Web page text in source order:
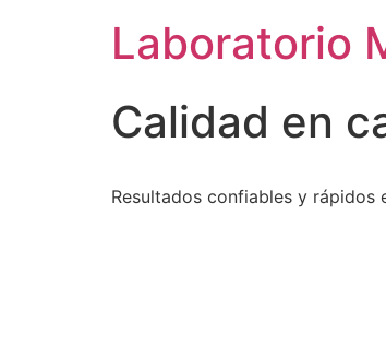
Laboratorio
Calidad en
Resultados confiables y rápidos